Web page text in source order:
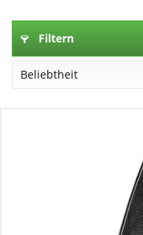
Filtern